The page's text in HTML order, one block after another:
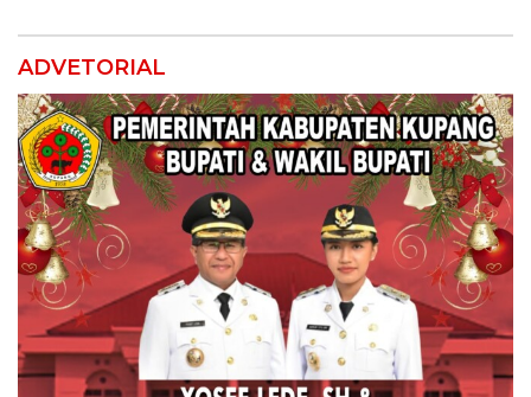
ADVETORIAL